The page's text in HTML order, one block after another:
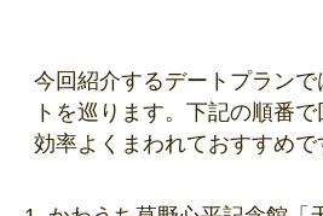
今回紹介するデートプランで
トを巡ります。下記の順番
効率よくまわれておすすめで